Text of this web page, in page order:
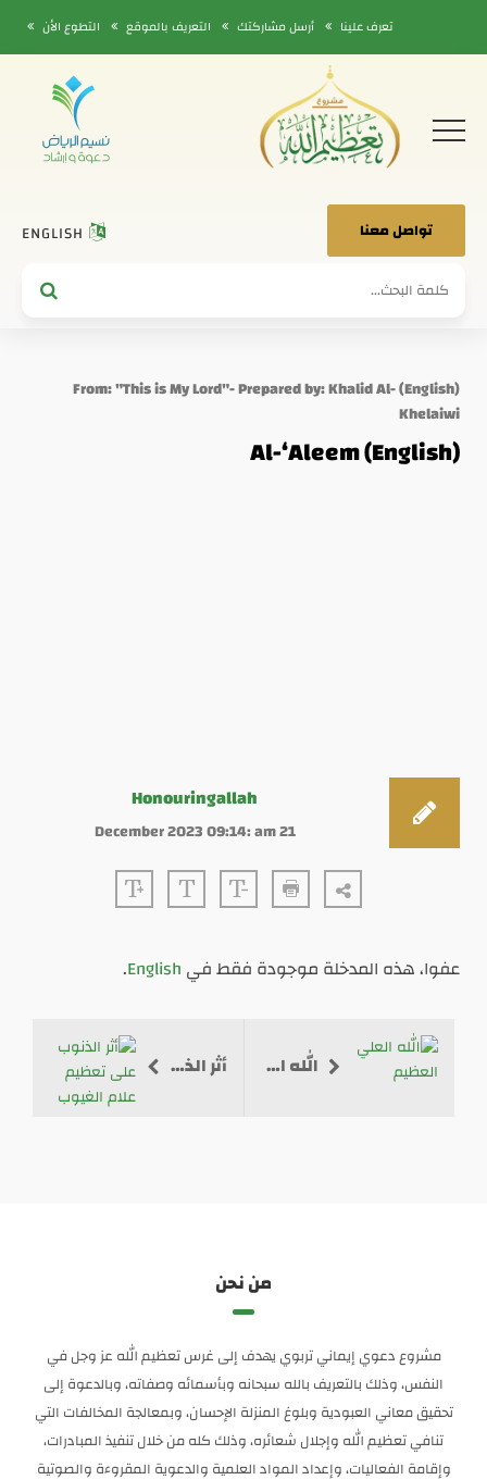
تعرف علينا أرسل مشاركتك التعريف بالموقع التطوع الأن
ENGLISH تواصل معنا
(English) From: "This is My Lord"- Prepared by: Khalid Al-
Khelaiwi
(English) Al-‘Aleem
Honouringallah
21 December 2023 09:14: am
عفوا، هذه المدخلة موجودة فقط في English
.
الله العلي العظيم أثر الذنوب على تعظيم علام الغيوب
من نحن
مشروع دعوي إيماني تربوي يهدف إلى غرس تعظيم الله عز وجل في
النفس، وذلك بالتعريف بالله سبحانه وبأسمائه وصفاته، وبالدعوة إلى
تحقيق معاني العبودية وبلوغ المنزلة الإحسان، وبمعالجة المخالفات التي
تنافي تعظيم الله وإجلال شعائره، وذلك كله من خلال تنفيذ المبادرات،
وإقامة الفعاليات، وإعداد المواد العلمية والدعوية المقروءة والصوتية